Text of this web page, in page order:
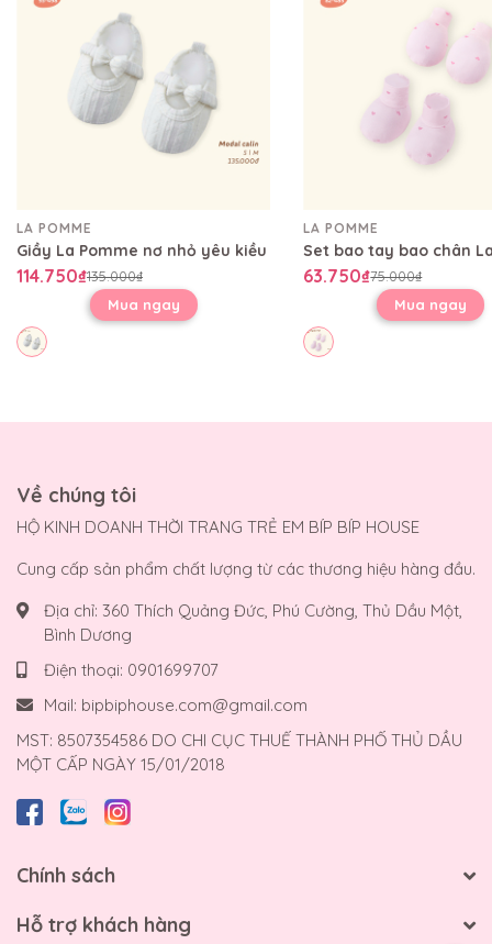
LA POMME
Giầy La Pomme nơ nhỏ yêu kiều
114.750₫135.000₫
Mua ngay
LA POMME
63.750₫75.000₫
Mua ngay
Về chúng tôi
HỘ KINH DOANH THỜI TRANG TRẺ EM BÍP BÍP HOUSE
Cung cấp sản phẩm chất lượng từ các thương hiệu hàng đầu.
Địa chỉ: 360 Thích Quảng Đức, Phú Cường, Thủ Dầu Một,
Bình Dương
Điện thoại: 0901699707
Mail: bipbiphouse.com@gmail.com
MST: 8507354586 DO CHI CỤC THUẾ THÀNH PHỐ THỦ DẦU
MỘT CẤP NGÀY 15/01/2018
Chính sách
Hỗ trợ khách hàng